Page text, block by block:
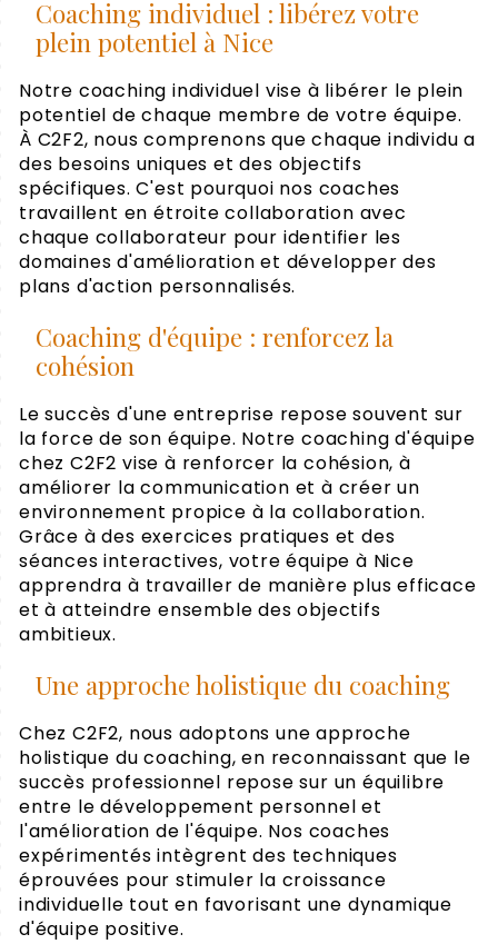
Coaching individuel : libérez votre
plein potentiel à Nice
Notre coaching individuel vise à libérer le plein
potentiel de chaque membre de votre équipe.
À C2F2, nous comprenons que chaque individu a
des besoins uniques et des objectifs
spécifiques. C'est pourquoi nos coaches
travaillent en étroite collaboration avec
chaque collaborateur pour identifier les
domaines d'amélioration et développer des
plans d'action personnalisés.
Coaching d'équipe : renforcez la
cohésion
Le succès d'une entreprise repose souvent sur
la force de son équipe. Notre coaching d'équipe
chez C2F2 vise à renforcer la cohésion, à
améliorer la communication et à créer un
environnement propice à la collaboration.
Grâce à des exercices pratiques et des
séances interactives, votre équipe à Nice
apprendra à travailler de manière plus efficace
et à atteindre ensemble des objectifs
ambitieux.
Une approche holistique du coaching
Chez C2F2, nous adoptons une approche
holistique du coaching, en reconnaissant que le
succès professionnel repose sur un équilibre
entre le développement personnel et
l'amélioration de l'équipe. Nos coaches
expérimentés intègrent des techniques
éprouvées pour stimuler la croissance
individuelle tout en favorisant une dynamique
d'équipe positive.